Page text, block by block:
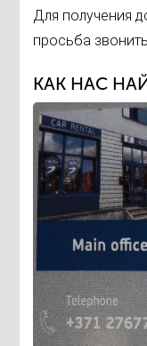
Для получения
просьба
КАК НАС